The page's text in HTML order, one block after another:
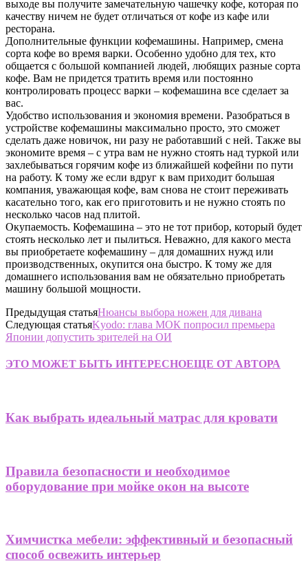
выходе вы получите замечательную чашечку кофе, которая по
качеству ничем не будет отличаться от кофе из кафе или
ресторана.
Дополнительные функции кофемашины. Например, смена
сорта кофе во время варки. Особенно удобно для тех, кто
общается с большой компанией людей, любящих разные сорта
кофе. Вам не придется тратить время или постоянно
контролировать процесс варки – кофемашина все сделает за
вас.
Удобство использования и экономия времени. Разобраться в
устройстве кофемашины максимально просто, это сможет
сделать даже новичок, ни разу не работавший с ней. Также вы
экономите время – с утра вам не нужно стоять над туркой или
захлебываться горячим кофе из ближайшей кофейни по пути
на работу. К тому же если вдруг к вам приходит большая
компания, уважающая кофе, вам снова не стоит переживать
касательно того, как его приготовить и не нужно стоять по
несколько часов над плитой.
Окупаемость. Кофемашина – это не тот прибор, который будет
стоять несколько лет и пылиться. Неважно, для какого места
вы приобретаете кофемашину – для домашних нужд или
производственных, окупится она быстро. К тому же для
домашнего использования вам не обязательно приобретать
машину большой мощности.
Предыдущая статьяНюансы выбора ножен для дивана
Следующая статьяKyodo: глава МОК попросил премьера
Японии допустить зрителей на ОИ
ЭТО МОЖЕТ БЫТЬ ИНТЕРЕСНОЕЩЕ ОТ АВТОРА
Как выбрать идеальный матрас для кровати
Правила безопасности и необходимое
оборудование при мойке окон на высоте
Химчистка мебели: эффективный и безопасный
способ освежить интерьер